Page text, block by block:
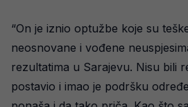
“On je iznio optužbe koje su
neosnovane i vođene
rezultatima u Sarajevu. Nisu bili
postavio i imao je podršku